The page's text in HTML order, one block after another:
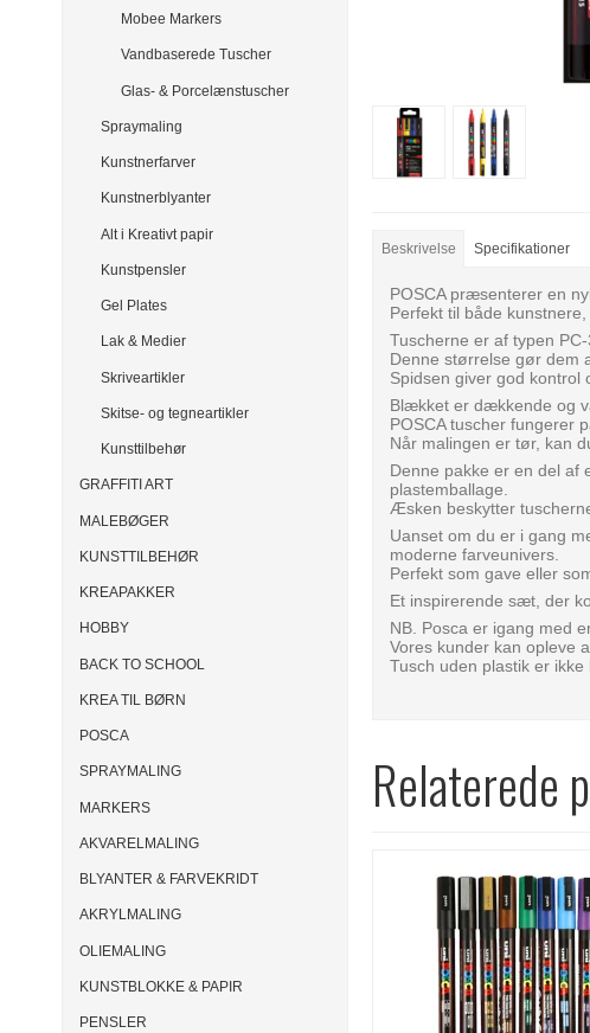
Mobee Markers
Vandbaserede Tuscher
Glas- & Porcelænstuscher
Spraymaling
Kunstnerfarver
Kunstnerblyanter
Alt i Kreativt papir
Kunstpensler
Gel Plates
Lak & Medier
Skriveartikler
Skitse- og tegneartikler
Kunsttilbehør
GRAFFITI ART
MALEBØGER
KUNSTTILBEHØR
KREAPAKKER
HOBBY
BACK TO SCHOOL
KREA TIL BØRN
POSCA
SPRAYMALING
MARKERS
AKVARELMALING
BLYANTER & FARVEKRIDT
AKRYLMALING
OLIEMALING
KUNSTBLOKKE & PAPIR
PENSLER
Beskrivelse Specifikationer
POSCA præsenterer en
Perfekt til både
Tuscherne er af typen
Denne størrelse gør dem
Spidsen giver god
Blækket er dækkende og
POSCA tuscher fungerer
Når malingen er tør, kan
Denne pakke er en del af
plastemballage.
Æsken beskytter
Uanset om du er i gang
moderne farveunivers.
Perfekt som gave eller
Et inspirerende sæt, der
NB. Posca er igang med
Vores kunder kan opleve
Tusch uden plastik er
Relaterede